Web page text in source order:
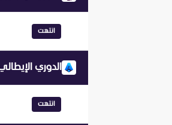
انتهت
الدوري
انتهت